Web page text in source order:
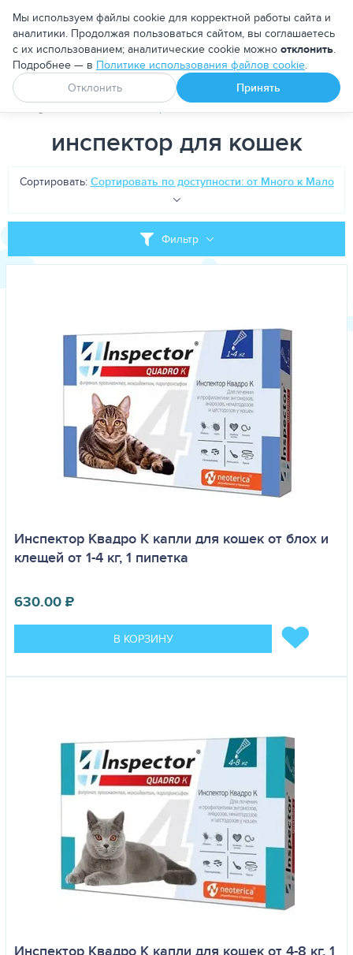
Москва
Апоквел Ветмедин От блох и клещей
PetDog Теги инспектор для кошек
инспектор для кошек
Фильтр
Сортировать: Сортировать по доступности: от Много к Мало
Инспектор Квадро K капли для кошек от блох и
клещей от 1-4 кг, 1 пипетка
630.00₽
В КОРЗИНУ
Мы используем файлы cookie для корректной работы сайта и
аналитики. Продолжая пользоваться сайтом, вы соглашаетесь
с их использованием; аналитические cookie можно отклонить.
Подробнее — в Политике использования файлов cookie.
Отклонить
Принять